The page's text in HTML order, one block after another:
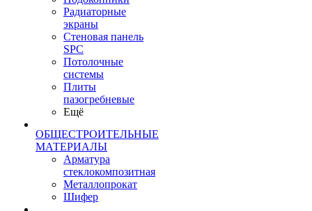
Радиаторные
экраны
Стеновая панель
SPC
Потолочные
системы
Плиты
пазогребневые
Ещё
ОБЩЕСТРОИТЕЛЬНЫЕ
МАТЕРИАЛЫ
Арматура
стеклокомпозитная
Металлопрокат
Шифер